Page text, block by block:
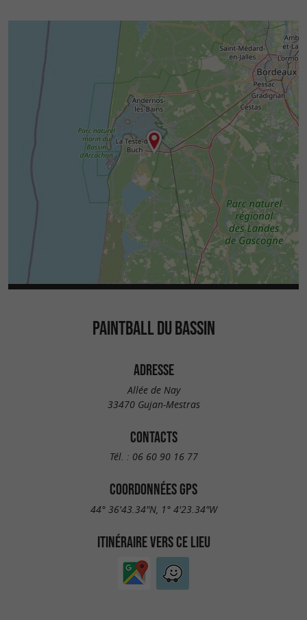
PAINTBALL DU BASSIN
ADRESSE
Allée de Nay
33470 Gujan-Mestras
CONTACTS
Tél. : 06 60 90 16 77
COORDONNÉES GPS
44° 36'43.34"N, 1° 4'23.34"W
ITINÉRAIRE VERS CE LIEU